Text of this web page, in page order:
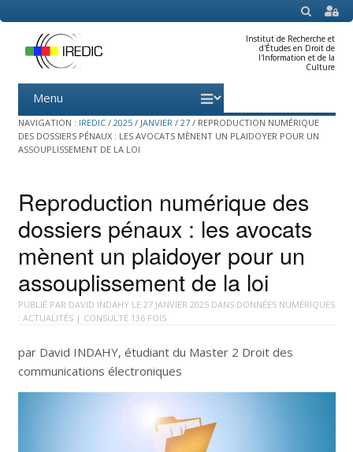
SEARCH
Institut de Recherche et
d'Études en Droit de
l'Information et de la
Culture
Menu
content
NAVIGATION : IREDIC / 2025 / JANVIER / 27 / REPRODUCTION NUMÉRIQUE
DES DOSSIERS PÉNAUX : LES AVOCATS MÈNENT UN PLAIDOYER POUR UN
ASSOUPLISSEMENT DE LA LOI
Reproduction numérique des
dossiers pénaux : les avocats
mènent un plaidoyer pour un
assouplissement de la loi
PUBLIÉ PAR DAVID INDAHY LE 27 JANVIER 2025DANS DONNÉES NUMÉRIQUES
: ACTUALITÉS| CONSULTÉ 136 FOIS
par David INDAHY, étudiant du Master 2 Droit des
communications électroniques